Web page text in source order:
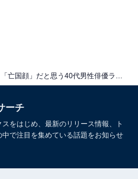
者： 友野 カイ
ーツの現場を取材する傍ら、テ
メディアでも執筆。中でもお笑
し、エンタメ関連の情報収集源
集･ライター養成講座 総合コー
...続きを読む
ーチ
をはじめ、最新のリリース情報、ト
で注目を集めている話題をお知らせ